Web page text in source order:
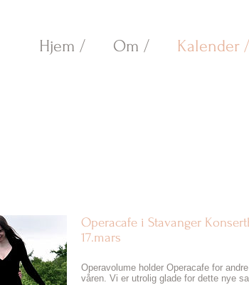
Hjem / Om / Kalender /
Operacafe i Stavanger
17.mars
Operavolume holder Operacafe for
våren. Vi er utrolig glade for dette nye